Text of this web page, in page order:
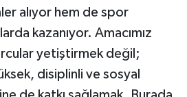
alıyor hem de spor
kazanıyor. Amacımız
yetiştirmek değil;
disiplinli ve sosyal